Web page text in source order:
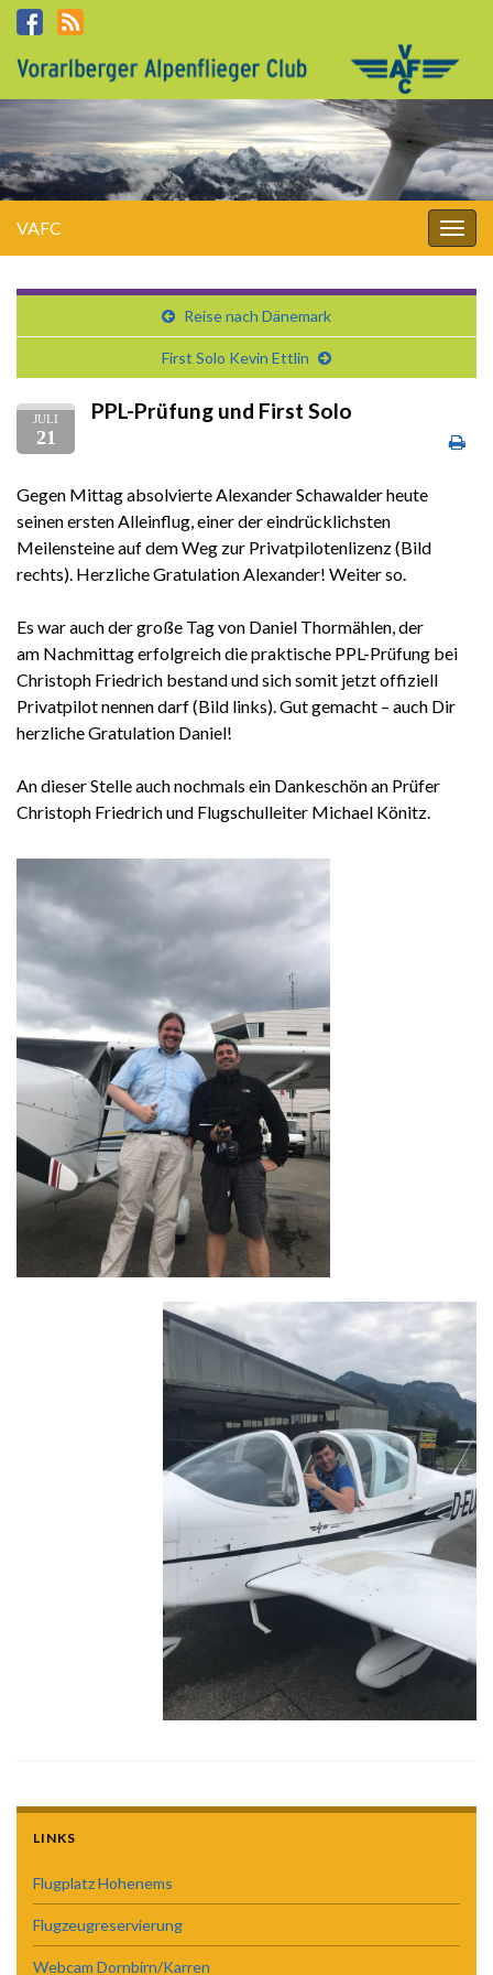
VAFC
Reise nach Dänemark
First Solo Kevin Ettlin
JULI
21
PPL-Prüfung und First Solo
Gegen Mittag absolvierte Alexander Schawalder heute
seinen ersten Alleinflug, einer der eindrücklichsten
Meilensteine auf dem Weg zur Privatpilotenlizenz (Bild
rechts). Herzliche Gratulation Alexander! Weiter so.
Es war auch der große Tag von Daniel Thormählen, der
am Nachmittag erfolgreich die praktische PPL-Prüfung bei
Christoph Friedrich bestand und sich somit jetzt offiziell
Privatpilot nennen darf (Bild links). Gut gemacht – auch Dir
herzliche Gratulation Daniel!
An dieser Stelle auch nochmals ein Dankeschön an Prüfer
Christoph Friedrich und Flugschulleiter Michael Könitz.
LINKS
Flugplatz Hohenems
Flugzeugreservierung
Webcam Dornbirn/Karren